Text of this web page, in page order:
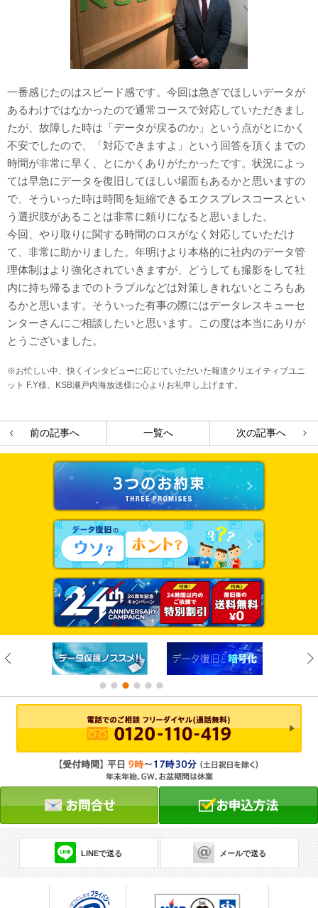
一番感じたのはスピード感です。今回は急ぎでほしいデータが
あるわけではなかったので通常コースで対応していただきまし
たが、故障した時は「データが戻るのか」という点がとにかく
不安でしたので、「対応できますよ」という回答を頂くまでの
時間が非常に早く、とにかくありがたかったです。状況によっ
ては早急にデータを復旧してほしい場面もあるかと思いますの
で、そういった時は時間を短縮できるエクスプレスコースとい
う選択肢があることは非常に頼りになると思いました。
今回、やり取りに関する時間のロスがなく対応していただけ
て、非常に助かりました。年明けより本格的に社内のデータ管
理体制はより強化されていきますが、どうしても撮影をして社
内に持ち帰るまでのトラブルなどは対策しきれないところもあ
るかと思います。そういった有事の際にはデータレスキューセ
ンターさんにご相談したいと思います。この度は本当にありが
とうございました。
※お忙しい中、快くインタビューに応じていただいた報道クリエイティブユニ
ット F.Y様、KSB瀬戸内海放送様に心よりお礼申し上げます。
前の記事へ 一覧へ 次の記事へ
LINEで送る メールで送る